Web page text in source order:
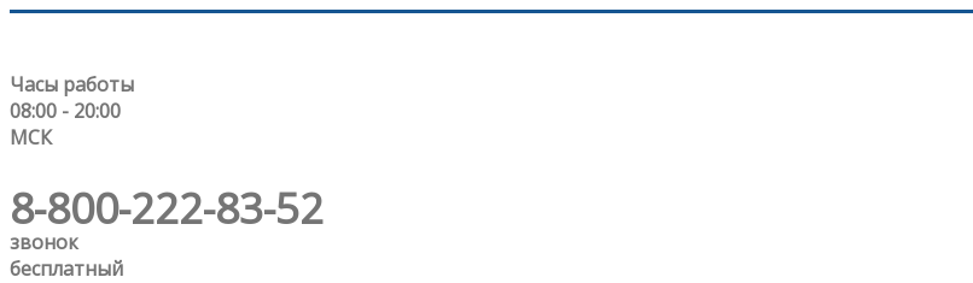
Часы работы
08:00 - 20:00
МСК
8-800-222-83-52
звонок
бесплатный